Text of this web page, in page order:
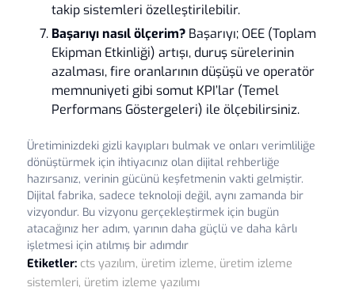
takip sistemleri özelleştirilebilir.
Başarıyı nasıl ölçerim?Başarıyı; OEE (Toplam
Ekipman Etkinliği) artışı, duruş sürelerinin
azalması, fire oranlarının düşüşü ve operatör
memnuniyeti gibi somut KPI’lar (Temel
Performans Göstergeleri) ile ölçebilirsiniz.
Üretiminizdeki gizli kayıpları bulmak ve onları verimliliğe
dönüştürmek için ihtiyacınız olan dijital rehberliğe
hazırsanız, verinin gücünü keşfetmenin vakti gelmiştir.
Dijital fabrika, sadece teknoloji değil, aynı zamanda bir
vizyondur. Bu vizyonu gerçekleştirmek için bugün
atacağınız her adım, yarının daha güçlü ve daha kârlı
işletmesi için atılmış bir adımdır
Etiketler: cts yazılım, üretim izleme, üretim izleme
sistemleri, üretim izleme yazılımı